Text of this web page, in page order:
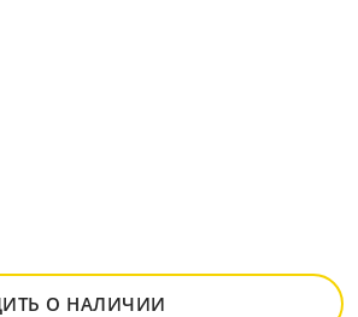
О НАЛИЧИИ